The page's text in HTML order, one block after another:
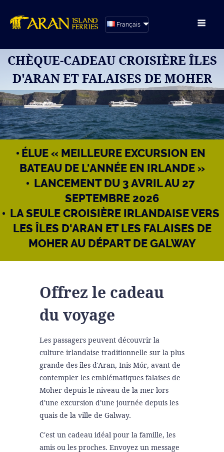
Français
CHÈQUE-CADEAU CROISIÈRE ÎLES
D'ARAN ET FALAISES DE MOHER
ÉLUE « MEILLEURE EXCURSION EN
BATEAU DE L'ANNÉE EN IRLANDE »
LANCEMENT DU 3 AVRIL AU 27
SEPTEMBRE 2026
LA SEULE CROISIÈRE IRLANDAISE VERS
LES ÎLES D'ARAN ET LES FALAISES DE
MOHER AU DÉPART DE GALWAY
Offrez le cadeau
du voyage
Les passagers peuvent découvrir la
culture irlandaise traditionnelle sur la plus
grande des îles d'Aran, Inis Mór, avant de
contempler les emblématiques falaises de
Moher depuis le niveau de la mer lors
d'une excursion d'une journée depuis les
quais de la ville de Galway.
C'est un cadeau idéal pour la famille, les
amis ou les proches. Envoyez un message